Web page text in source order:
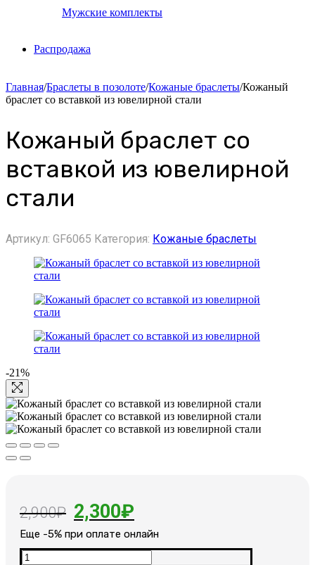
Мужские комплекты
Распродажа
Главная/Браслеты в позолоте/Кожаные браслеты/Кожаный
браслет со вставкой из ювелирной стали
Кожаный браслет со
вставкой из ювелирной
стали
Артикул: GF6065 Категория: Кожаные браслеты
-21%
2,900₽ Первоначальная
цена
составляла
2,300₽
цена:
2,300₽.
Еще -5% при оплате онлайн
Количество